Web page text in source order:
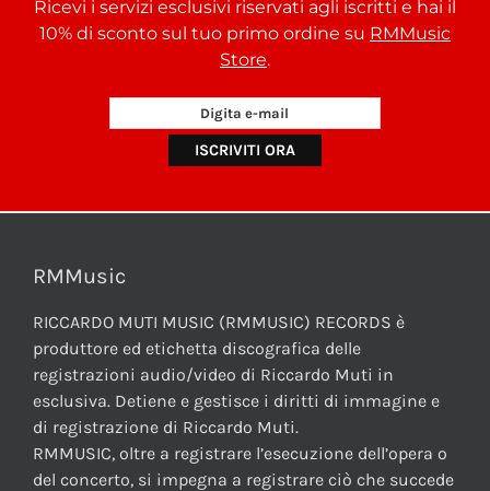
Ricevi i servizi esclusivi riservati agli iscritti e hai il
10% di sconto sul tuo primo ordine su RMMusic
Store.
RMMusic
RICCARDO MUTI MUSIC (RMMUSIC) RECORDS è
produttore ed etichetta discografica delle
registrazioni audio/video di Riccardo Muti in
esclusiva. Detiene e gestisce i diritti di immagine e
di registrazione di Riccardo Muti.
RMMUSIC, oltre a registrare l’esecuzione dell’opera o
del concerto, si impegna a registrare ciò che succede